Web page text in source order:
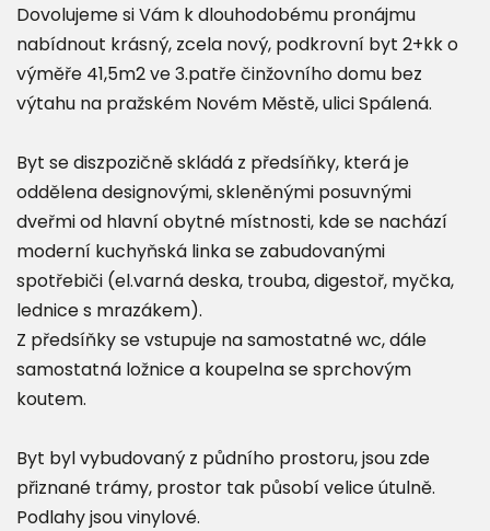
Dovolujeme si Vám k dlouhodobému pronájmu
nabídnout krásný, zcela nový, podkrovní byt 2+kk o
výměře 41,5m2 ve 3.patře činžovního domu bez
výtahu na pražském Novém Městě, ulici Spálená.
Byt se diszpozičně skládá z předsíňky, která je
oddělena designovými, skleněnými posuvnými
dveřmi od hlavní obytné místnosti, kde se nachází
moderní kuchyňská linka se zabudovanými
spotřebiči (el.varná deska, trouba, digestoř, myčka,
lednice s mrazákem).
Z předsíňky se vstupuje na samostatné wc, dále
samostatná ložnice a koupelna se sprchovým
koutem.
Byt byl vybudovaný z půdního prostoru, jsou zde
přiznané trámy, prostor tak působí velice útulně.
Podlahy jsou vinylové.